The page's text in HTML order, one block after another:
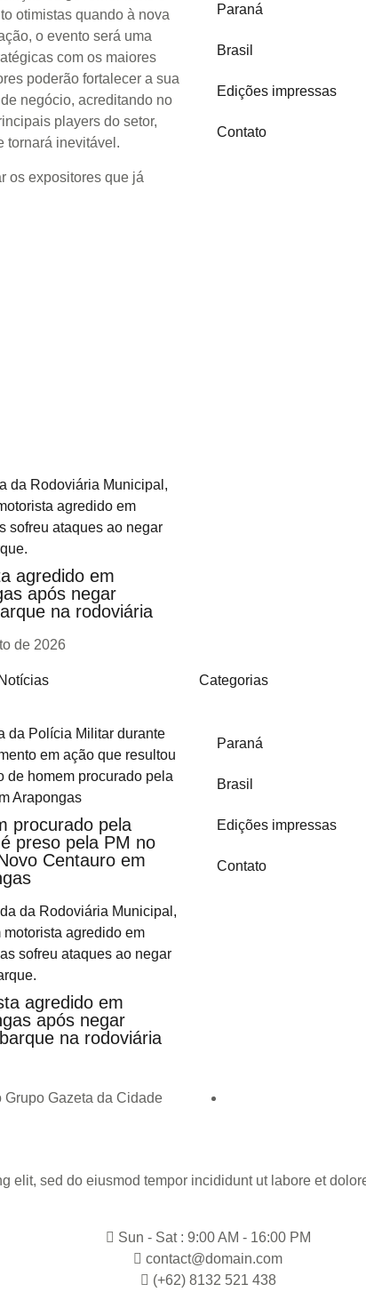
otimistas quando à nova
o evento será uma
com os maiores
poderão fortalecer a sua
negócio, acreditando no
players do setor,
tornará inevitável.
os expositores que já
agredido em
após negar
na rodoviária
de 2026
Paraná
Brasil
Edições impressas
Contato
procurado pela
preso pela PM no
Centauro em
agredido em
após negar
na rodoviária
Categorias
Paraná
Brasil
Edições impressas
Contato
Gazeta da Cidade
elit, sed do eiusmod tempor incididunt ut labore et
Sun - Sat : 9:00 AM - 16:00 PM
contact@domain.com
(+62) 8132 521 438